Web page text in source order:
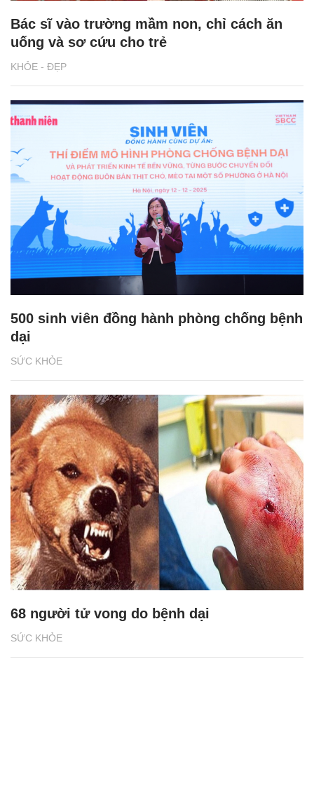
KHỎE - ĐẸP
Bác sĩ vào trường mầm non, chỉ cách ăn
uống và sơ cứu cho trẻ
SỨC KHỎE
500 sinh viên đồng hành phòng chống bệnh
dại
SỨC KHỎE
68 người tử vong do bệnh dại